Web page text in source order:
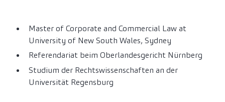
Master of Corporate and Commercial Law at
University of New South Wales, Sydney
Referendariat beim Oberlandesgericht Nürnberg
Studium der Rechtswissenschaften an der
Universität Regensburg